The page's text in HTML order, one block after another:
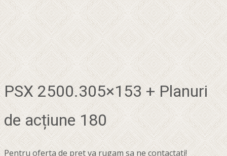
PSX 2500.305×153 + Planuri
de acțiune 180
Pentru oferta de pret va rugam sa ne contactati!